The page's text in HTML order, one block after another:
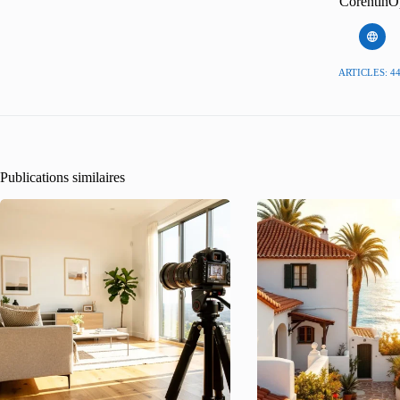
ARTICLES:
Publications similaires